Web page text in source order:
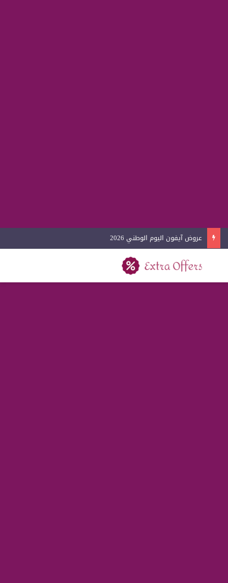
عروض كفرات السيارات اليوم الوطني 2026
بحث عن